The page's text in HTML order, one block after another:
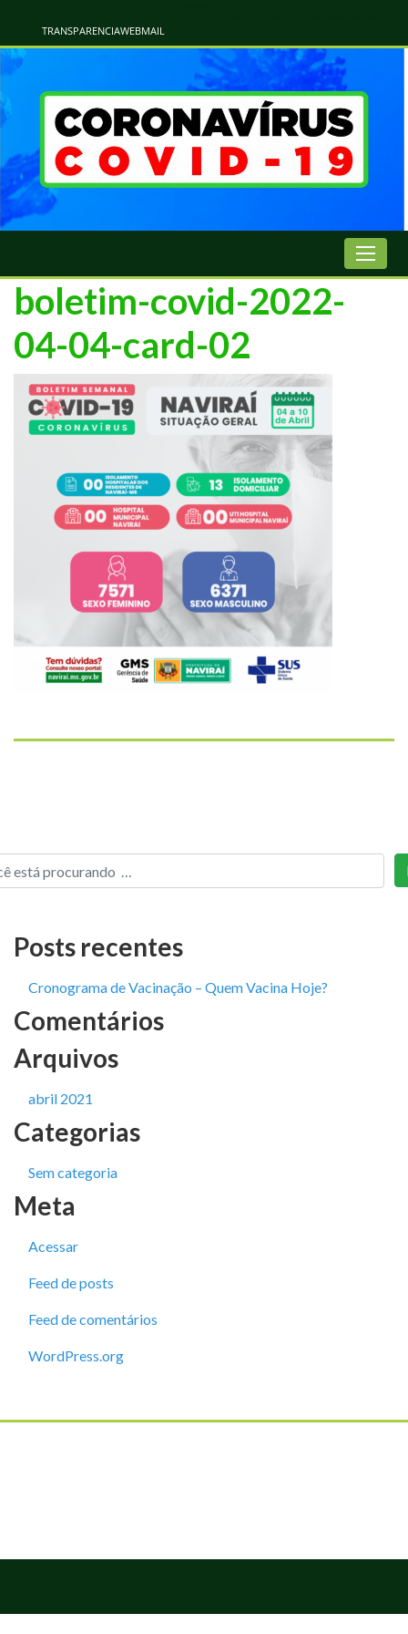
TRANSPARENCIAWEBMAIL
boletim-covid-2022-
04-04-card-02
Posts recentes
Cronograma de Vacinação – Quem Vacina Hoje?
Comentários
Arquivos
abril 2021
Categorias
Sem categoria
Meta
Acessar
Feed de posts
Feed de comentários
WordPress.org